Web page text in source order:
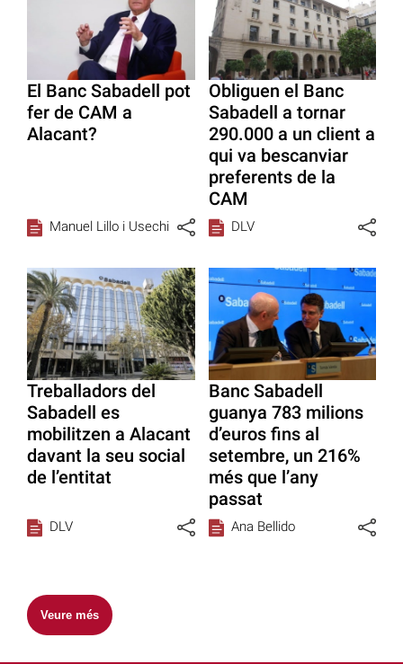
El Banc Sabadell pot
fer de CAM a
Alacant?
Manuel Lillo i Usechi
Obliguen el Banc
Sabadell a tornar
290.000 a un client a
qui va bescanviar
preferents de la
CAM
DLV
Treballadors del
Sabadell es
mobilitzen a Alacant
davant la seu social
de l’entitat
DLV
Banc Sabadell
guanya 783 milions
d’euros fins al
setembre, un 216%
més que l’any
passat
Ana Bellido
Veure més